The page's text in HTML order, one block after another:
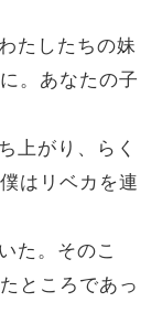
たしたちの妹
。あなたの子
上がり、らく
はリベカを連
た。そのこ
ところであっ